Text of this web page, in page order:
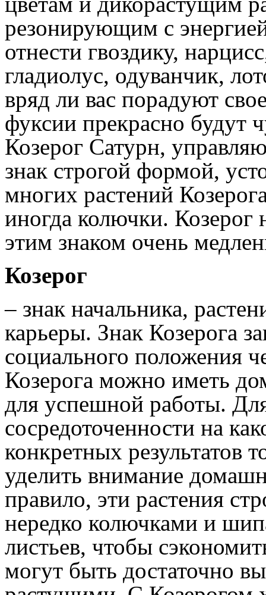
резонирующим с
отнести гвоздику,
гладиолус, одуванчик,
вряд ли вас порадуют
фуксии прекрасно будут
Козерог Сатурн,
знак строгой формой,
многих растений
иногда колючки. Козерог
этим знаком очень
Козерог
– знак начальника,
карьеры. Знак Козерога
социального положения
Козерога можно иметь
для успешной работы.
сосредоточенности на
конкретных результатов
уделить внимание
правило, эти растения
нередко колючками и
листьев, чтобы
могут быть достаточно